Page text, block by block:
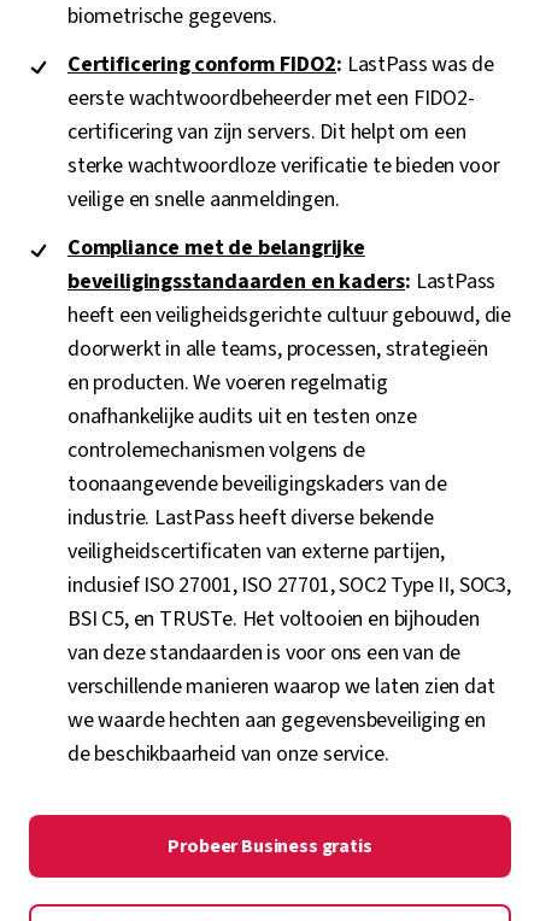
biometrische gegevens.
Certificering conform FIDO2: LastPass was de
eerste wachtwoordbeheerder met een FIDO2-
certificering van zijn servers. Dit helpt om een
sterke wachtwoordloze verificatie te bieden voor
veilige en snelle aanmeldingen.
Compliance met de belangrijke
beveiligingsstandaarden en kaders: LastPass
heeft een veiligheidsgerichte cultuur gebouwd, die
doorwerkt in alle teams, processen, strategieën
en producten. We voeren regelmatig
onafhankelijke audits uit en testen onze
controlemechanismen volgens de
toonaangevende beveiligingskaders van de
industrie. LastPass heeft diverse bekende
veiligheidscertificaten van externe partijen,
inclusief ISO 27001, ISO 27701, SOC2 Type II, SOC3,
BSI C5, en TRUSTe. Het voltooien en bijhouden
van deze standaarden is voor ons een van de
verschillende manieren waarop we laten zien dat
we waarde hechten aan gegevensbeveiliging en
de beschikbaarheid van onze service.
Probeer Business gratis